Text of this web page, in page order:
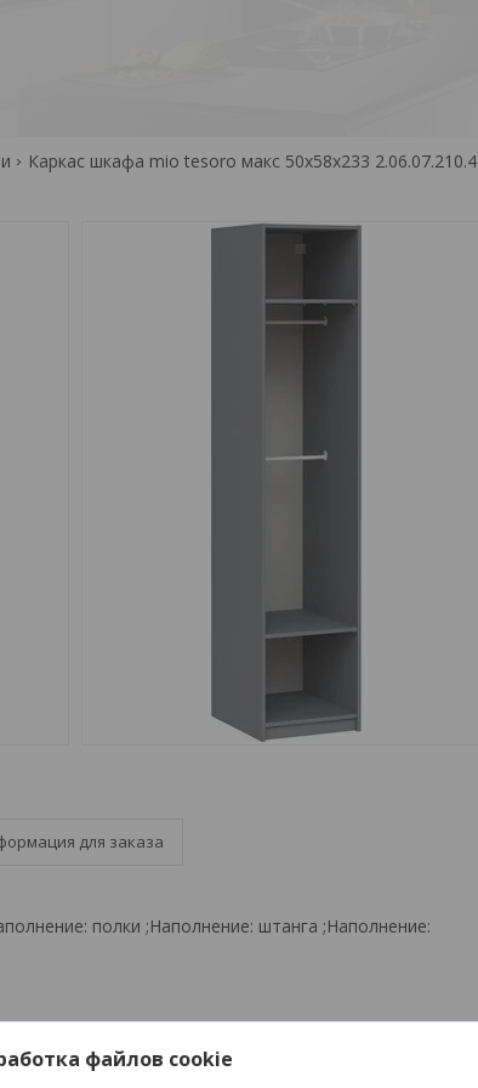
Каркас шкафа mio tesoro макс 50x58x233 2.06.07.210.4
для заказа
полки ;Наполнение: штанга ;Наполнение:
файлов cookie